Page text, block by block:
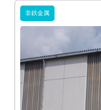
非鉄金属